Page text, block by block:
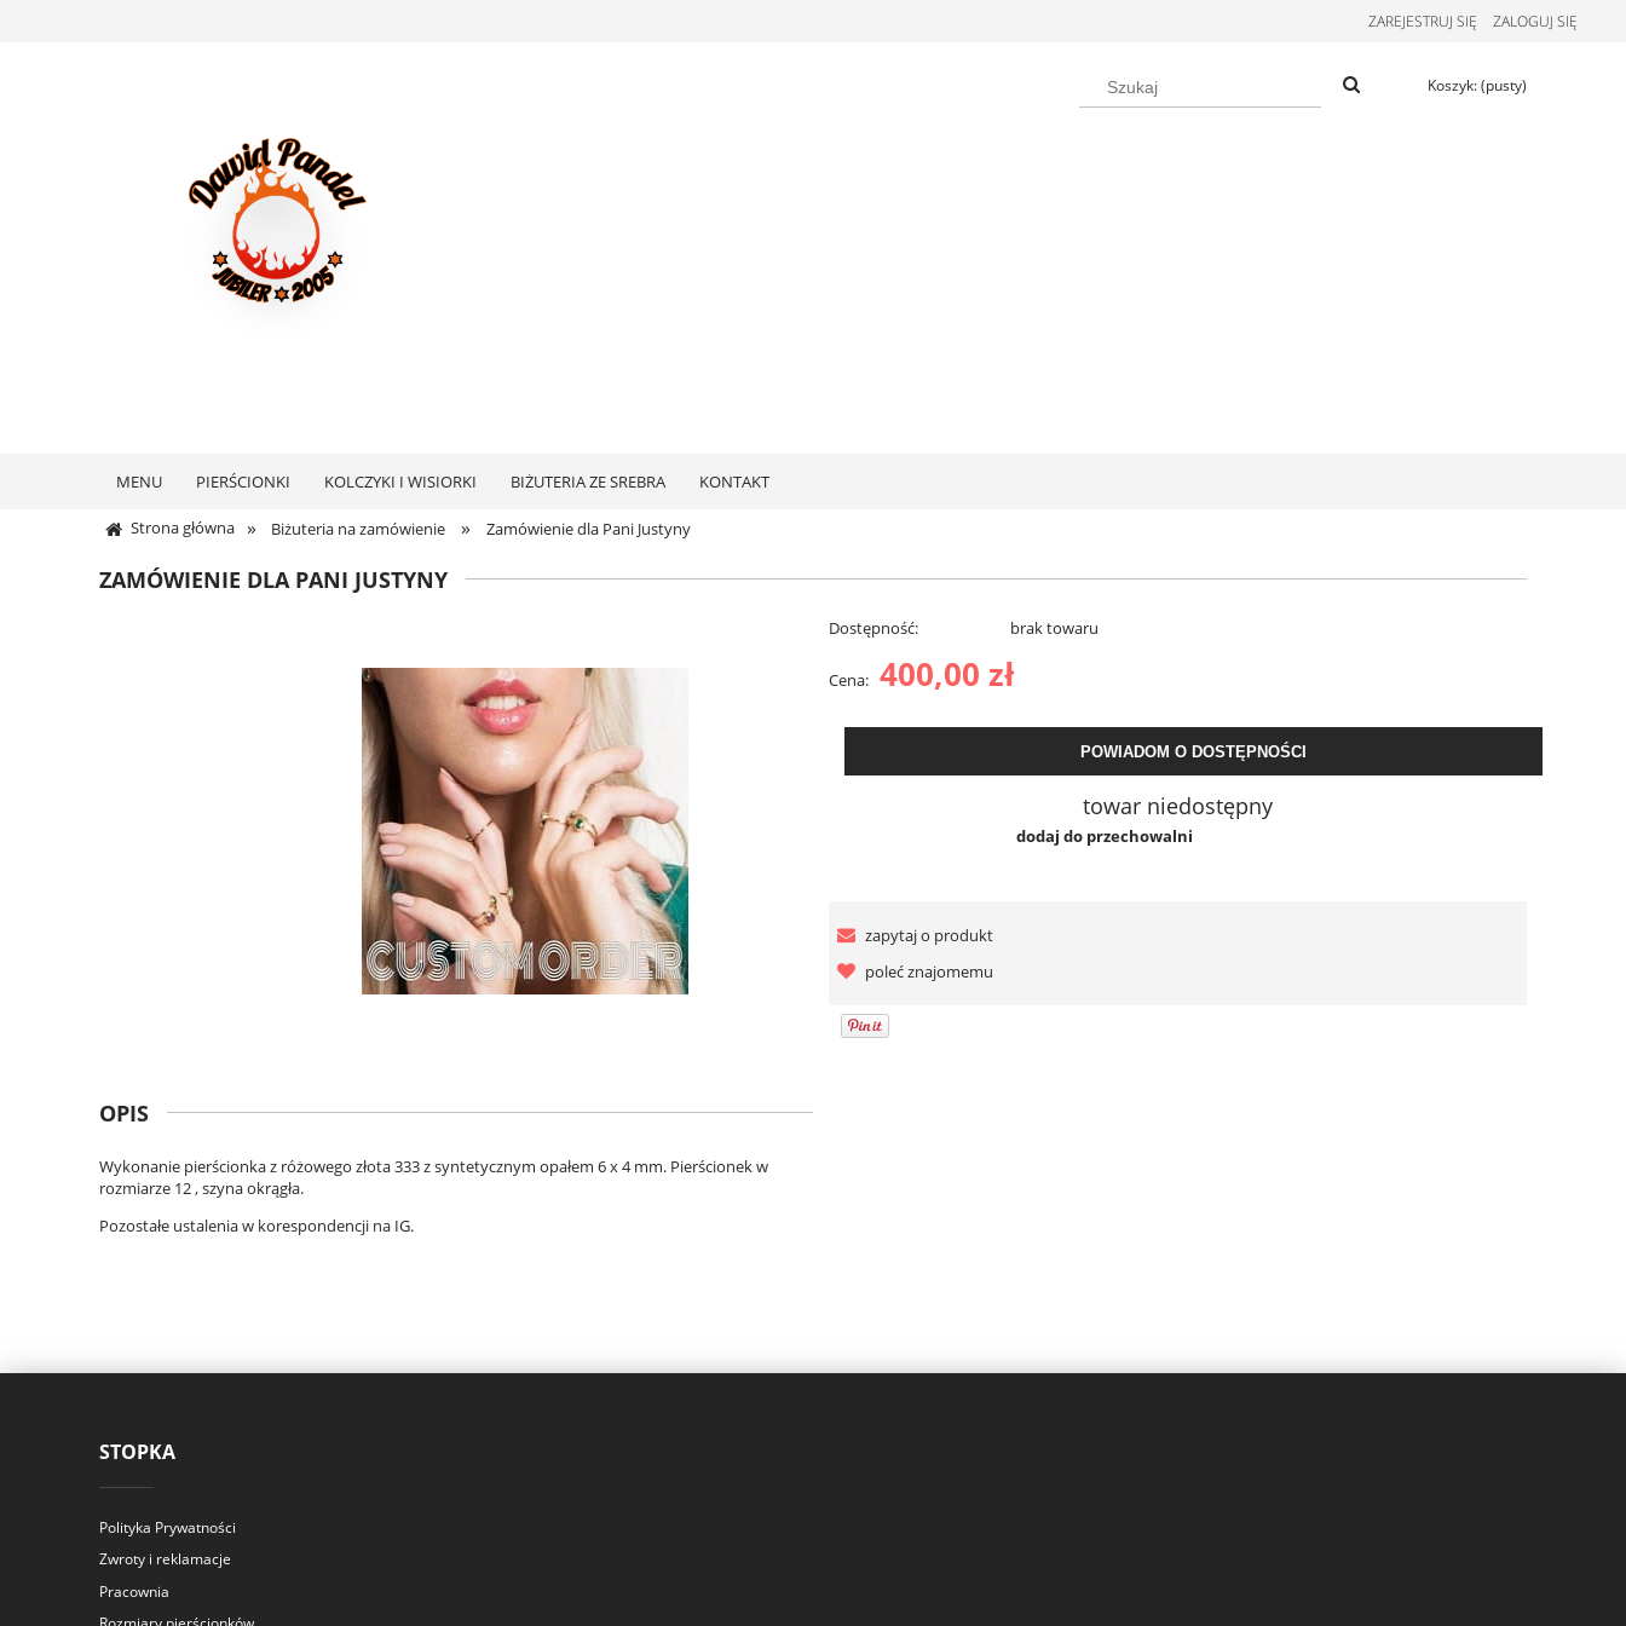
ZAREJESTRUJ SIĘ ZALOGUJ SIĘ
Koszyk:(pusty)
MENU PIERŚCIONKI KOLCZYKI I WISIORKI BIŻUTERIA ZE SREBRA KONTAKT
Strona główna » Biżuteria na zamówienie » Zamówienie dla Pani Justyny
ZAMÓWIENIE DLA PANI JUSTYNY
Dostępność: brak towaru
Cena: 400,00 zł
POWIADOM O DOSTĘPNOŚCI
towar niedostępny
dodaj do przechowalni
zapytaj o produkt
poleć znajomemu
OPIS
Wykonanie pierścionka z różowego złota 333 z syntetycznym opałem 6 x 4 mm. Pierścionek w
rozmiarze 12 , szyna okrągła.
Pozostałe ustalenia w korespondencji na IG.
STOPKA
Polityka Prywatności
Zwroty i reklamacje
Pracownia